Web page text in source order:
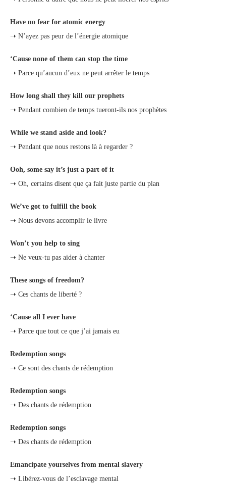
Have no fear for atomic energy
➝ N’ayez pas peur de l’énergie atomique
‘Cause none of them can stop the time
➝ Parce qu’aucun d’eux ne peut arrêter le temps
How long shall they kill our prophets
➝ Pendant combien de temps tueront-ils nos prophètes
While we stand aside and look?
➝ Pendant que nous restons là à regarder ?
Ooh, some say it’s just a part of it
➝ Oh, certains disent que ça fait juste partie du plan
We’ve got to fulfill the book
➝ Nous devons accomplir le livre
Won’t you help to sing
➝ Ne veux-tu pas aider à chanter
These songs of freedom?
➝ Ces chants de liberté ?
‘Cause all I ever have
➝ Parce que tout ce que j’ai jamais eu
Redemption songs
➝ Ce sont des chants de rédemption
Redemption songs
➝ Des chants de rédemption
Redemption songs
➝ Des chants de rédemption
Emancipate yourselves from mental slavery
➝ Libérez-vous de l’esclavage mental